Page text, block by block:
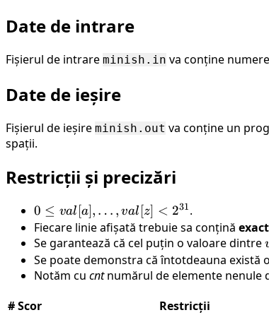
Date de intrare
Fișierul de intrare minish.in va conține
Date de ieșire
Fișierul de ieșire minish.out va conține un
spații.
Restricții și precizări
0 \leq
val[a],
\ldots,
val[z]
<
0 ≤ val [a], … , val [z] < 231.
Fiecare linie afișată trebuie sa conțină exact
Se garantează că cel puțin o valoare dintre
Se poate demonstra că întotdeauna există
Notăm cu cntnumărul de elemente nenule
#Scor
Restricții